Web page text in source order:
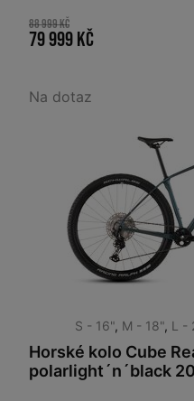
88 999 Kč
79 999 Kč
Na dotaz
S - 16", M - 18", L -
Horské kolo Cube
polarlight´n´black